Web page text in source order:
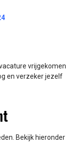
vrijgekomen
en verzeker jezelf
Bekijk hieronder